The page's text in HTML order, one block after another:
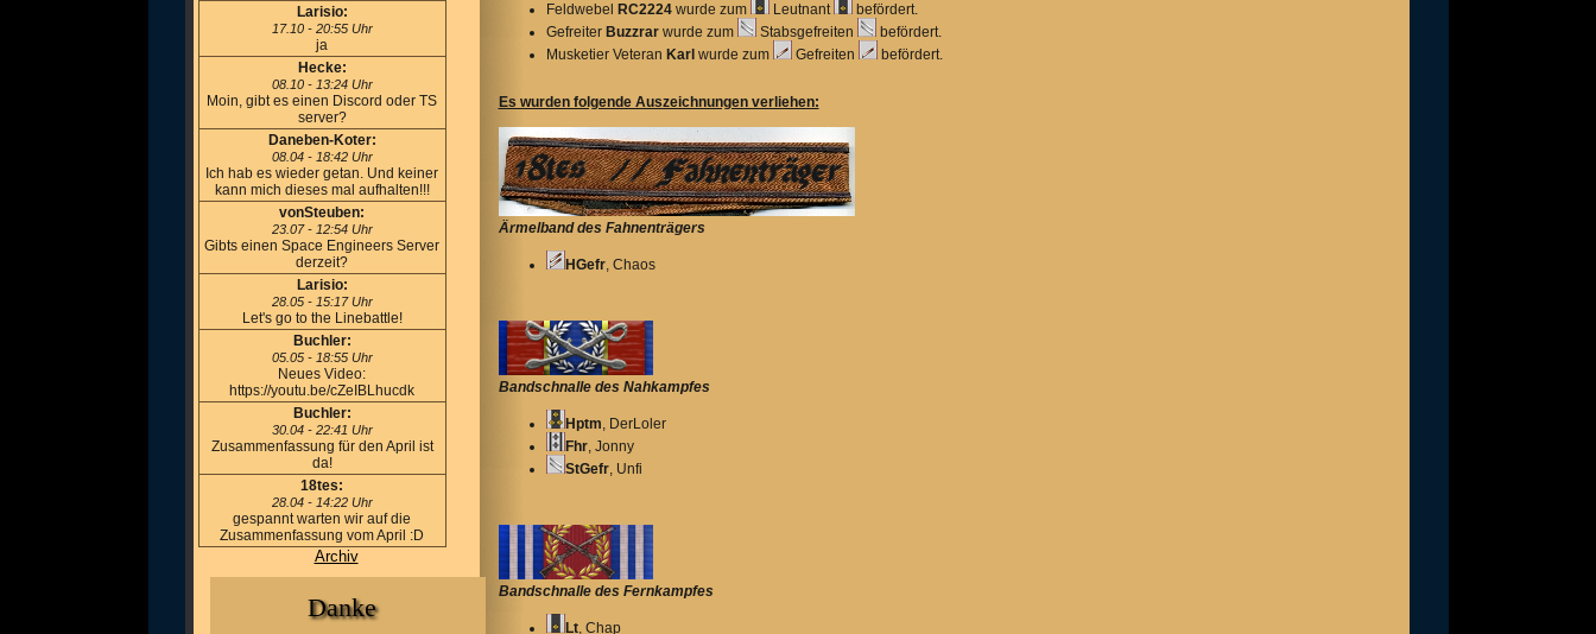
Larisio:
17.10 - 20:55 Uhr
ja
Hecke:
08.10 - 13:24 Uhr
Moin, gibt es einen Discord oder TS
server?
Daneben-Koter:
08.04 - 18:42 Uhr
Ich hab es wieder getan. Und keiner
kann mich dieses mal aufhalten!!!
vonSteuben:
23.07 - 12:54 Uhr
Gibts einen Space Engineers Server
derzeit?
Larisio:
28.05 - 15:17 Uhr
Let's go to the Linebattle!
Buchler:
05.05 - 18:55 Uhr
Neues Video:
https://youtu.be/cZeIBLhucdk
Buchler:
30.04 - 22:41 Uhr
Zusammenfassung für den April ist
da!
18tes:
28.04 - 14:22 Uhr
gespannt warten wir auf die
Zusammenfassung vom April :D
Archiv
Danke
Feldwebel RC2224wurde zum Leutnant
befördert.
Gefreiter Buzzrarwurde zum Stabsgefreiten
befördert.
Musketier Veteran Karl wurde zum Gefreiten befördert.
Es wurden folgende Auszeichnungen verliehen:
Ärmelband des Fahnenträgers
HGefr, Chaos
Bandschnalle des Nahkampfes
Hptm, DerLoler
Fhr, Jonny
StGefr, Unfi
Bandschnalle des Fernkampfes
Lt, Chap